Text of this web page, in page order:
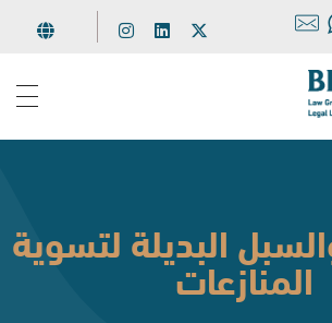
البديلة لتسوية
المنازعات